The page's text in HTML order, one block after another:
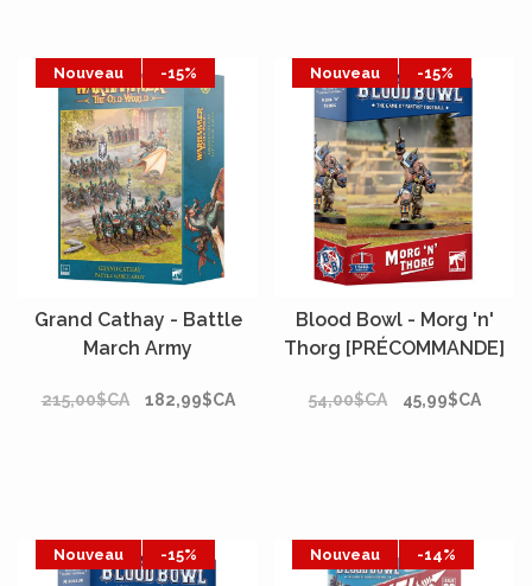
Nouveau -15%
Grand Cathay - Battle
March Army
215,00$CA 182,99$CA
Nouveau -15%
Blood Bowl - Morg 'n'
Thorg [PRÉCOMMANDE]
54,00$CA 45,99$CA
Nouveau -15% Nouveau -14%